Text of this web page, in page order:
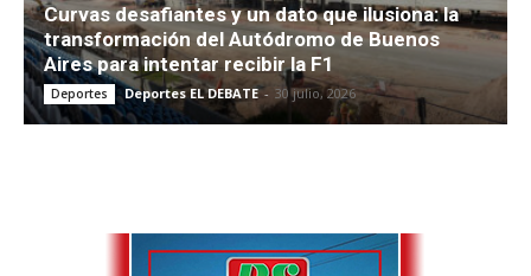
Curvas desafiantes y un dato que ilusiona: la
transformación del Autódromo de Buenos
Aires para intentar recibir la F1
Deportes Deportes EL DEBATE - 30 julio, 2026